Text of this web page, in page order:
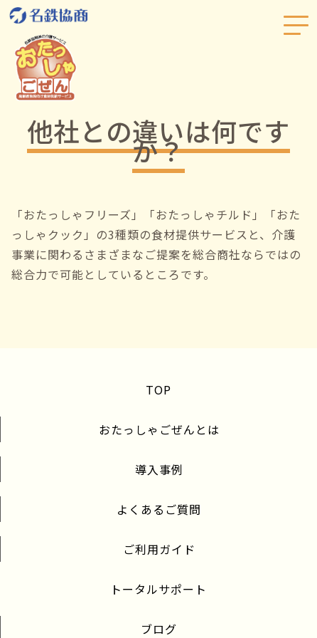
他社との違いは何です
か？
「おたっしゃフリーズ」「おたっしゃチルド」「おた
っしゃクック」の3種類の食材提供サービスと、介護
事業に関わるさまざまなご提案を総合商社ならではの
総合力で可能としているところです。
TOP
おたっしゃごぜんとは
導入事例
よくあるご質問
ご利用ガイド
トータルサポート
ブログ